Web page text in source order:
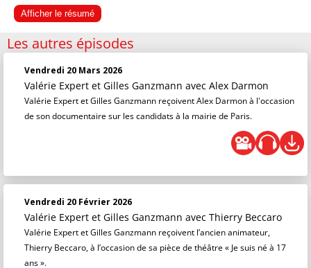
Afficher le résumé
Les autres épisodes
Vendredi 20 Mars 2026
Valérie Expert et Gilles Ganzmann avec Alex Darmon
Valérie Expert et Gilles Ganzmann reçoivent Alex Darmon à l'occasion
de son documentaire sur les candidats à la mairie de Paris.
Vendredi 20 Février 2026
Valérie Expert et Gilles Ganzmann avec Thierry Beccaro
Valérie Expert et Gilles Ganzmann reçoivent l’ancien animateur,
Thierry Beccaro, à l’occasion de sa pièce de théâtre « Je suis né à 17
ans ».